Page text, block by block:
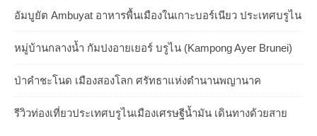
อัมบูยัต Ambuyat อาหารพื้นเมืองในเกาะบอร์เนียว ประเทศบรูไน
หมู่บ้านกลางน้ำ กัมปงอายเยอร์ บรูไน (Kampong Ayer Brunei)
ป่าคำชะโนด เมืองสองโลก ศรัทธาแห่งตำนานพญานาค
รีวิวท่องเที่ยวประเทศบรูไนเมืองเศรษฐีน้ำมัน เดินทางด้วยสาย